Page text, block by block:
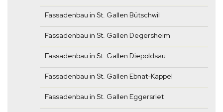
Fassadenbau in St. Gallen Bütschwil
Fassadenbau in St. Gallen Degersheim
Fassadenbau in St. Gallen Diepoldsau
Fassadenbau in St. Gallen Ebnat-Kappel
Fassadenbau in St. Gallen Eggersriet